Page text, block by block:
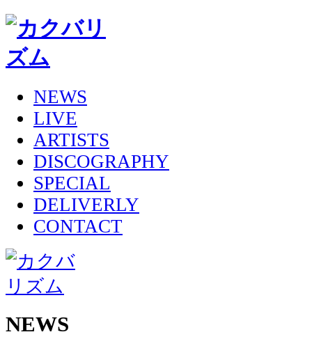
NEWS
LIVE
ARTISTS
DISCOGRAPHY
SPECIAL
DELIVERLY
CONTACT
NEWS